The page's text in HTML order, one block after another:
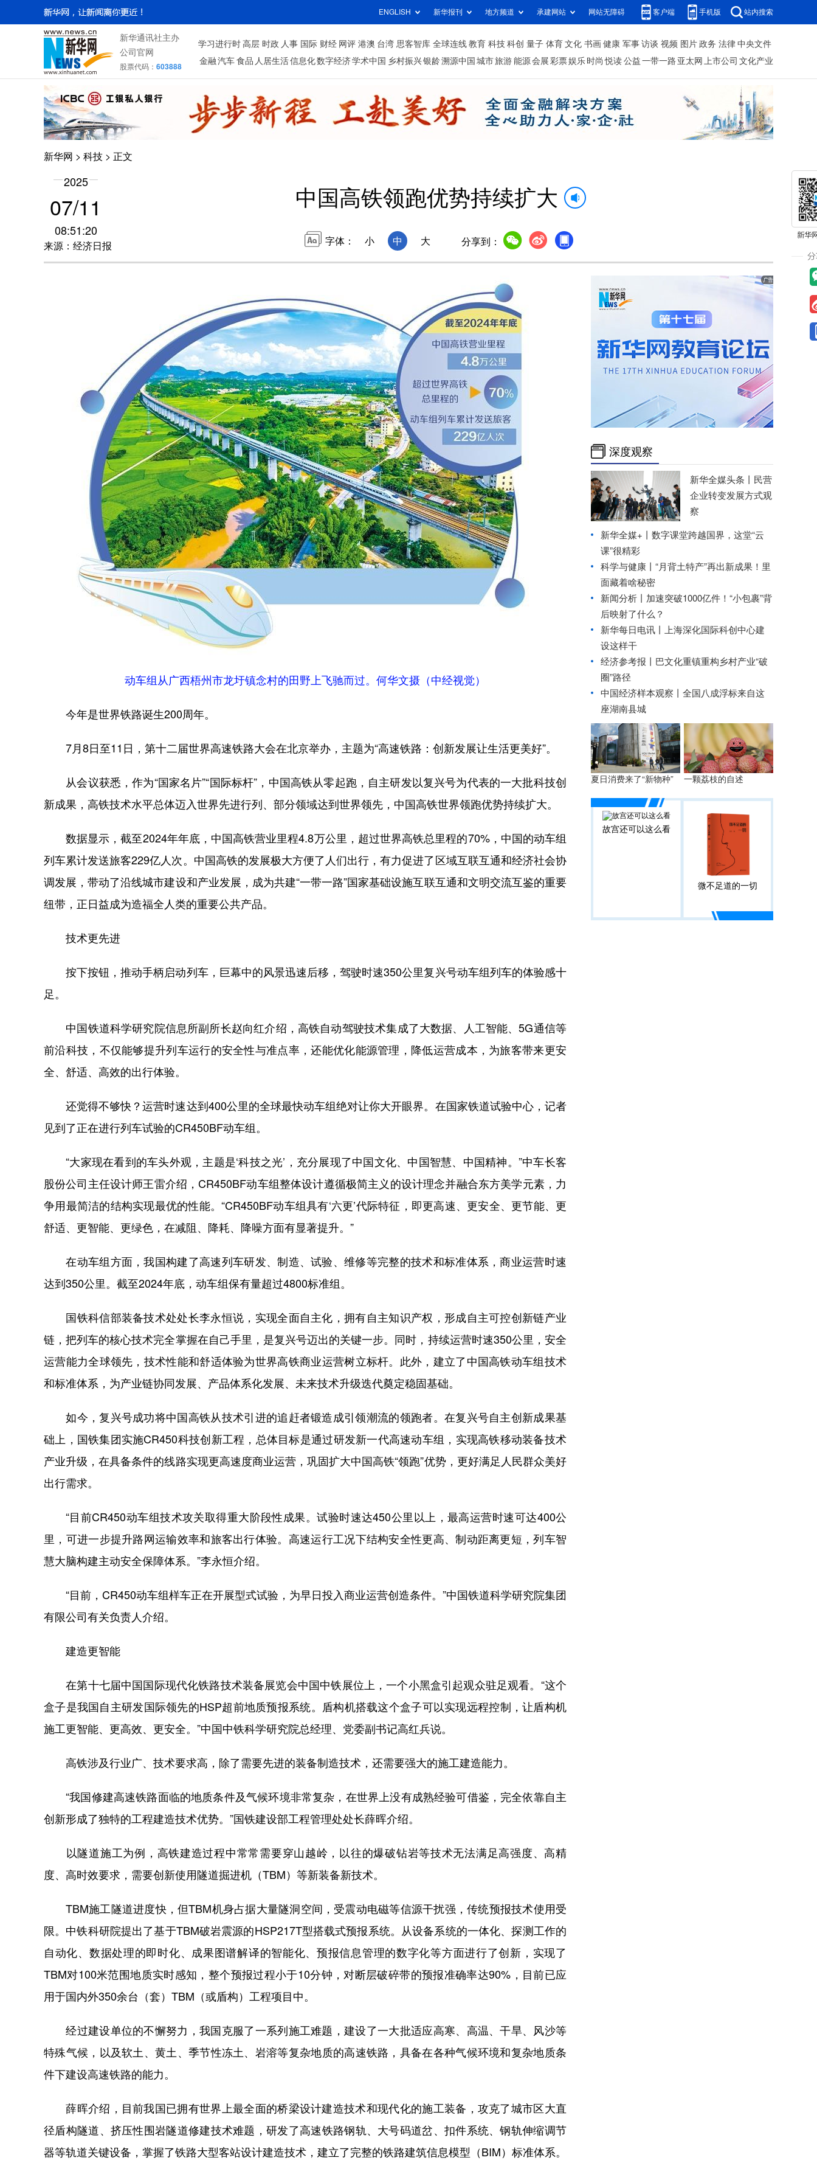
ENGLISH 新华报刊 地方频道 承建网站 网站无障碍 客户端 手机版 站内搜索
新华通讯社主办
公司官网
股票代码： 603888
学习进行时 高层 时政 人事 国际 财经 网评 港澳 台湾 思客智库 全球连线 教育 科技 科创 量子 体育 文化 书画 健康 军事 访谈 视频 图片 政务 法律 中央文件
金融 汽车 食品 人居生活信息化数字经济学术中国 乡村振兴银龄溯源中国 城市旅游 能源 会展 彩票娱乐 时尚 悦读 公益 一带一路 亚太网 上市公司 文化产业
新华网 > 科技 > 正文
2025
07/11
08:51:20
来源：经济日报
中国高铁领跑优势持续扩大
字体： 小 中 大 分享到：
动车组从广西梧州市龙圩镇念村的田野上飞驰而过。何华文摄（中经视觉）
今年是世界铁路诞生200周年。
7月8日至11日，第十二届世界高速铁路大会在北京举办，主题为“高速铁路：创新发展让生活更美好”。
从会议获悉，作为“国家名片”“国际标杆”，中国高铁从零起跑，自主研发以复兴号为代表的一大批科技创
新成果，高铁技术水平总体迈入世界先进行列、部分领域达到世界领先，中国高铁世界领跑优势持续扩大。
数据显示，截至2024年年底，中国高铁营业里程4.8万公里，超过世界高铁总里程的70%，中国的动车组
列车累计发送旅客229亿人次。中国高铁的发展极大方便了人们出行，有力促进了区域互联互通和经济社会协
调发展，带动了沿线城市建设和产业发展，成为共建“一带一路”国家基础设施互联互通和文明交流互鉴的重要
纽带，正日益成为造福全人类的重要公共产品。
技术更先进
按下按钮，推动手柄启动列车，巨幕中的风景迅速后移，驾驶时速350公里复兴号动车组列车的体验感十
足。
中国铁道科学研究院信息所副所长赵向红介绍，高铁自动驾驶技术集成了大数据、人工智能、5G通信等
前沿科技，不仅能够提升列车运行的安全性与准点率，还能优化能源管理，降低运营成本，为旅客带来更安
全、舒适、高效的出行体验。
还觉得不够快？运营时速达到400公里的全球最快动车组绝对让你大开眼界。在国家铁道试验中心，记者
见到了正在进行列车试验的CR450BF动车组。
“大家现在看到的车头外观，主题是‘科技之光’，充分展现了中国文化、中国智慧、中国精神。”中车长客
股份公司主任设计师王雷介绍，CR450BF动车组整体设计遵循极简主义的设计理念并融合东方美学元素，力
争用最简洁的结构实现最优的性能。“CR450BF动车组具有‘六更’代际特征，即更高速、更安全、更节能、更
舒适、更智能、更绿色，在减阻、降耗、降噪方面有显著提升。”
在动车组方面，我国构建了高速列车研发、制造、试验、维修等完整的技术和标准体系，商业运营时速
达到350公里。截至2024年底，动车组保有量超过4800标准组。
国铁科信部装备技术处处长李永恒说，实现全面自主化，拥有自主知识产权，形成自主可控创新链产业
链，把列车的核心技术完全掌握在自己手里，是复兴号迈出的关键一步。同时，持续运营时速350公里，安全
运营能力全球领先，技术性能和舒适体验为世界高铁商业运营树立标杆。此外，建立了中国高铁动车组技术
和标准体系，为产业链协同发展、产品体系化发展、未来技术升级迭代奠定稳固基础。
如今，复兴号成功将中国高铁从技术引进的追赶者锻造成引领潮流的领跑者。在复兴号自主创新成果基
础上，国铁集团实施CR450科技创新工程，总体目标是通过研发新一代高速动车组，实现高铁移动装备技术
产业升级，在具备条件的线路实现更高速度商业运营，巩固扩大中国高铁“领跑”优势，更好满足人民群众美好
出行需求。
“目前CR450动车组技术攻关取得重大阶段性成果。试验时速达450公里以上，最高运营时速可达400公
里，可进一步提升路网运输效率和旅客出行体验。高速运行工况下结构安全性更高、制动距离更短，列车智
慧大脑构建主动安全保障体系。”李永恒介绍。
“目前，CR450动车组样车正在开展型式试验，为早日投入商业运营创造条件。”中国铁道科学研究院集团
有限公司有关负责人介绍。
建造更智能
在第十七届中国国际现代化铁路技术装备展览会中国中铁展位上，一个小黑盒引起观众驻足观看。“这个
盒子是我国自主研发国际领先的HSP超前地质预报系统。盾构机搭载这个盒子可以实现远程控制，让盾构机
施工更智能、更高效、更安全。”中国中铁科学研究院总经理、党委副书记高红兵说。
高铁涉及行业广、技术要求高，除了需要先进的装备制造技术，还需要强大的施工建造能力。
“我国修建高速铁路面临的地质条件及气候环境非常复杂，在世界上没有成熟经验可借鉴，完全依靠自主
创新形成了独特的工程建造技术优势。”国铁建设部工程管理处处长薛晖介绍。
以隧道施工为例，高铁建造过程中常常需要穿山越岭，以往的爆破钻岩等技术无法满足高强度、高精
度、高时效要求，需要创新使用隧道掘进机（TBM）等新装备新技术。
TBM施工隧道进度快，但TBM机身占据大量隧洞空间，受震动电磁等信源干扰强，传统预报技术使用受
限。中铁科研院提出了基于TBM破岩震源的HSP217T型搭载式预报系统。从设备系统的一体化、探测工作的
自动化、数据处理的即时化、成果图谱解译的智能化、预报信息管理的数字化等方面进行了创新，实现了
TBM对100米范围地质实时感知，整个预报过程小于10分钟，对断层破碎带的预报准确率达90%，目前已应
用于国内外350余台（套）TBM（或盾构）工程项目中。
经过建设单位的不懈努力，我国克服了一系列施工难题，建设了一大批适应高寒、高温、干旱、风沙等
特殊气候，以及软土、黄土、季节性冻土、岩溶等复杂地质的高速铁路，具备在各种气候环境和复杂地质条
件下建设高速铁路的能力。
薛晖介绍，目前我国已拥有世界上最全面的桥梁设计建造技术和现代化的施工装备，攻克了城市区大直
径盾构隧道、挤压性围岩隧道修建技术难题，研发了高速铁路钢轨、大号码道岔、扣件系统、钢轨伸缩调节
器等轨道关键设备，掌握了铁路大型客站设计建造技术，建立了完整的铁路建筑信息模型（BIM）标准体系。
深度观察
新华全媒头条丨
民营
企业转变发展方式观
察
新华全媒+丨 数字课堂跨越国界，这堂“云
课”很精彩
科学与健康丨“月背土特产”再出新成果！里
面藏着啥秘密
新闻分析丨加速突破1000亿件！“小包裹”背
后映射了什么？
新华每日电讯丨
上海深化国际科创中心建
设这样干
经济参考报丨 巴文化重镇重构乡村产业“破
圈”路径
中国经济样本观察丨 全国八成浮标来自这
座湖南县城
夏日消费来了“新物种” 一颗荔枝的自述
故宫还可以这么看
微不足道的一切